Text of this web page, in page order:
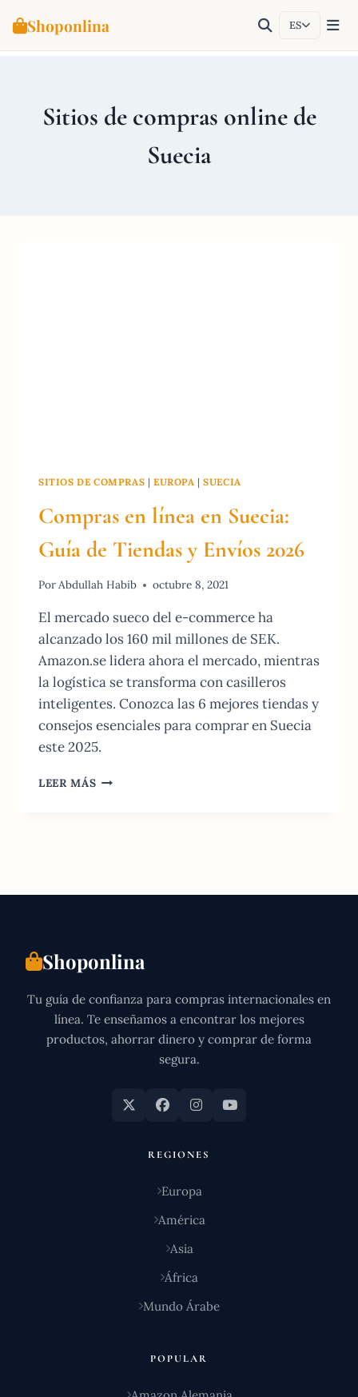
contenido
Shoponlina ES
Sitios de compras online de
Suecia
SITIOS DE COMPRAS | EUROPA |SUECIA
Compras en línea en Suecia:
Guía de Tiendas y Envíos 2026
PorAbdullah Habib octubre 8, 2021
El mercado sueco del e-commerce ha
alcanzado los 160 mil millones de SEK.
Amazon.se lidera ahora el mercado, mientras
la logística se transforma con casilleros
inteligentes. Conozca las 6 mejores tiendas y
consejos esenciales para comprar en Suecia
este 2025.
LEER MÁS COMPRAS
TIENDAS
Shoponlina
Tu guía de confianza para compras internacionales en
línea. Te enseñamos a encontrar los mejores
productos, ahorrar dinero y comprar de forma
segura.
REGIONES
Europa
América
Asia
África
Mundo Árabe
POPULAR